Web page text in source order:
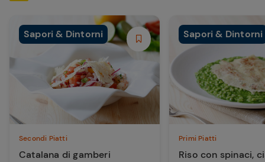
Sapori & Dintorni
Secondi Piatti
Catalana di gamberi
Sapori & Dintorni
Primi Piatti
Riso con spinaci,